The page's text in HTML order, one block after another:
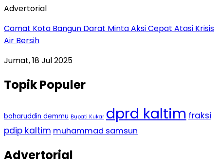
Advertorial
Camat Kota Bangun Darat Minta Aksi Cepat Atasi Krisis
Air Bersih
Jumat, 18 Jul 2025
Topik Populer
baharuddin demmu Bupati Kukar dprd kaltim fraksi
pdip kaltim muhammad samsun
Advertorial